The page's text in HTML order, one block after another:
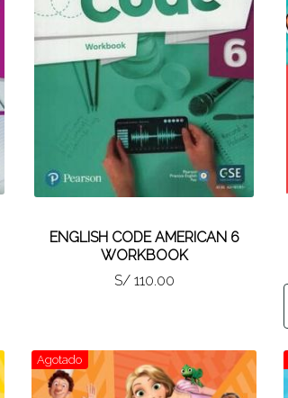
ENGLISH CODE AMERICAN 6
WORKBOOK
S/ 110.00
Agotado